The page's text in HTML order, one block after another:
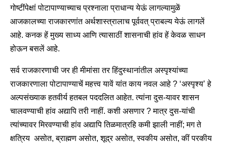
गोष्टींपेक्षां पोटापाण्याच्याच प्रश्नाला प्राधान्य येऊं लागल्यामुळें
आजकालच्या राजकारणांत अर्थशास्त्रालाच पूर्ववत् प्राबल्य येऊं लागलें
आहे. कनक हें मुख्य साध्य आणि त्यासाठीं शासनाची हांव हें केवळ साधन
होऊन बसलें आहे.
सर्व राजकारणाची जर ही मीमांसा तर हिंदुस्थानांतील अस्पृश्यांच्या
राजकारणाला पोटापाण्याचें महत्त्व यावें यांत काय नवल आहे ? ‘अस्पृश्य’ हे
अल्पसंख्याक हतवीर्य हतबल पददलित आहेत. त्यांना दुस-यावर शासन
चालवण्याची हांव अद्यापि तरी नाहीं. कशी असणार ? मात्र दुस-यांची
त्यांच्यावर मिरवण्याची हांव अद्यापि तिळमात्रहि कमी झाली नाहीं; मग ते
क्षत्रिय असोत, ब्राह्मण असोत, शूद्र असोत, स्वकीय असोत, कीं परकीय